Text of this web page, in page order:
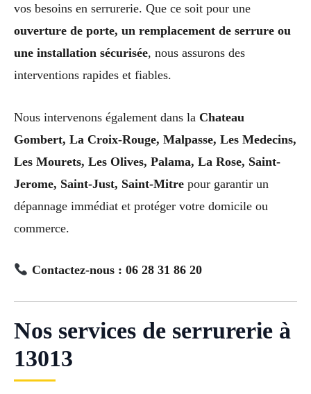
vos besoins en serrurerie. Que ce soit pour une
ouverture de porte, un remplacement de serrure ou
une installation sécurisée, nous assurons des
interventions rapides et fiables.
Nous intervenons également dans la Chateau
Gombert, La Croix-Rouge, Malpasse, Les Medecins,
Les Mourets, Les Olives, Palama, La Rose, Saint-
Jerome, Saint-Just, Saint-Mitre pour garantir un
dépannage immédiat et protéger votre domicile ou
commerce.
Contactez-nous : 06 28 31 86 20
Nos services de serrurerie à
13013